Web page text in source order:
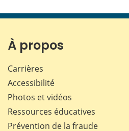
À propos
Carrières
Accessibilité
Photos et vidéos
Ressources éducatives
Prévention de la fraude